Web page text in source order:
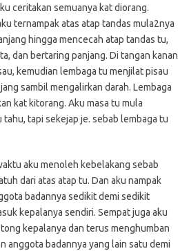
ceritakan semuanya kat diorang.
ternampak atas atap tandas mula2nya
hingga mencecah atap tandas tu,
dan bertaring panjang. Di tangan kanan
kemudian lembaga tu menjilat pisau
sambil mengalirkan darah. Lembaga
kat kitorang. Aku masa tu mula
tahu, tapi sekejap je. sebab lembaga tu
aku menoleh kebelakang sebab
dari atas atap tu. Dan aku nampak
badannya sedikit demi sedikit
kepalanya sendiri. Sempat juga aku
kepalanya dan terus menghumban
anggota badannya yang lain satu demi